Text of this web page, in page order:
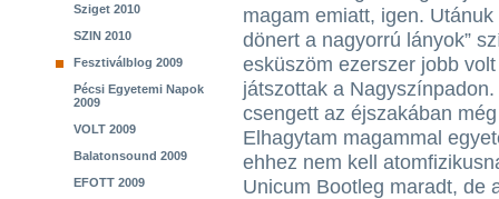
Sziget 2010
SZIN 2010
Fesztiválblog 2009
Pécsi Egyetemi Napok
2009
VOLT 2009
Balatonsound 2009
EFOTT 2009
magam emiatt, igen.
dönert a nagyorrú lányok”
esküszöm ezerszer jobb
játszottak a
csengett az éjszakában
Elhagytam magammal
ehhez nem kell
Unicum Bootleg maradt, de